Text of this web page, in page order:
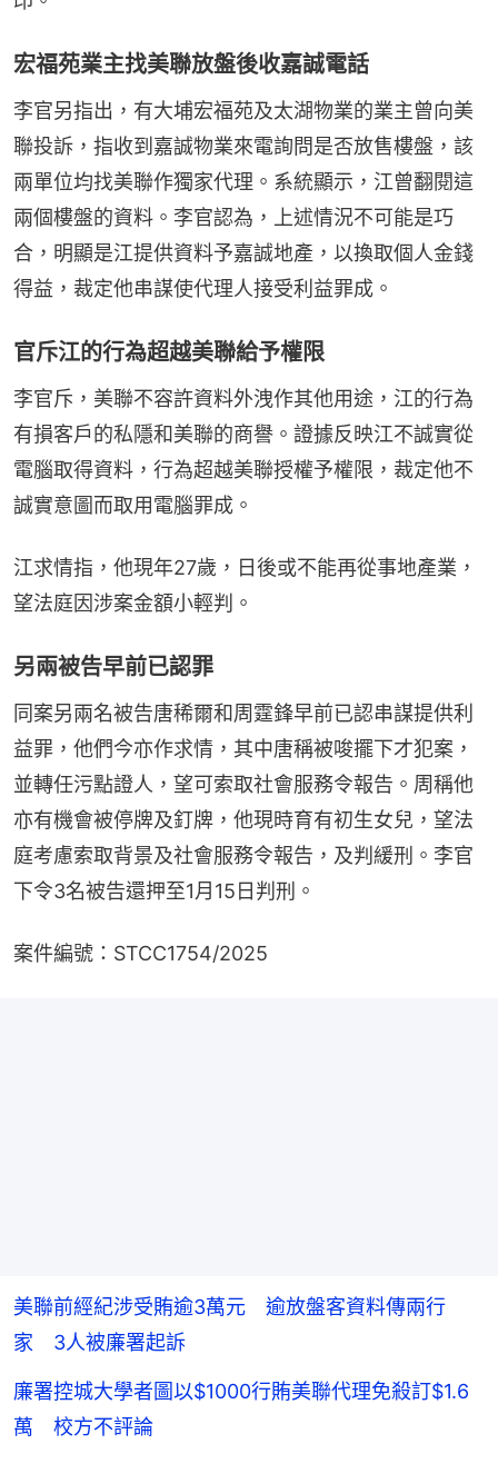
宏福苑業主找美聯放盤後收嘉誠電話
李官另指出，有大埔宏福苑及太湖物業的業主曾向美
聯投訴，指收到嘉誠物業來電詢問是否放售樓盤，該
兩單位均找美聯作獨家代理。系統顯示，江曾翻閱這
兩個樓盤的資料。李官認為，上述情況不可能是巧
合，明顯是江提供資料予嘉誠地產，以換取個人金錢
得益，裁定他串謀使代理人接受利益罪成。
官斥江的行為超越美聯給予權限
李官斥，美聯不容許資料外洩作其他用途，江的行為
有損客戶的私隱和美聯的商譽。證據反映江不誠實從
電腦取得資料，行為超越美聯授權予權限，裁定他不
誠實意圖而取用電腦罪成。
江求情指，他現年27歲，日後或不能再從事地產業，
望法庭因涉案金額小輕判。
另兩被告早前已認罪
同案另兩名被告唐稀爾和周霆鋒早前已認串謀提供利
益罪，他們今亦作求情，其中唐稱被唆擺下才犯案，
並轉任污點證人，望可索取社會服務令報告。周稱他
亦有機會被停牌及釘牌，他現時育有初生女兒，望法
庭考慮索取背景及社會服務令報告，及判緩刑。李官
下令3名被告還押至1月15日判刑。
案件編號：STCC1754/2025
美聯前經紀涉受賄逾3萬元 逾放盤客資料傳兩行
家 3人被廉署起訴
廉署控城大學者圖以$1000行賄美聯代理免殺訂$1.6
萬 校方不評論